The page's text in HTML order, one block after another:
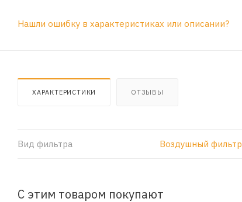
Нашли ошибку в характеристиках или описании?
ХАРАКТЕРИСТИКИ ОТЗЫВЫ
Вид фильтра Воздушный фильтр
С этим товаром покупают